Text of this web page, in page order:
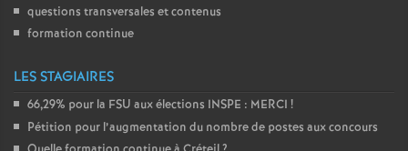
questions transversales et contenus
formation continue
LES STAGIAIRES
66,29% pour la FSU aux élections INSPE : MERCI !
Pétition pour l’augmentation du nombre de postes aux concours